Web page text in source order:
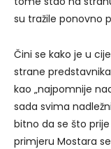
su tražile ponovno
Čini se kako je u
strane predstavnika
kao „najpomnije
sada svima
bitno da se što
primjeru Mostara